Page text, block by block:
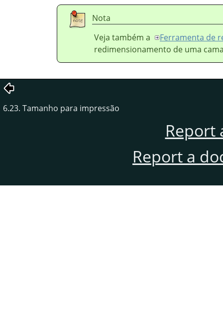
Nota
Veja também a
Ferramenta de
redimensionamento de uma
6.23. Tamanho para impressão
Report
Report a